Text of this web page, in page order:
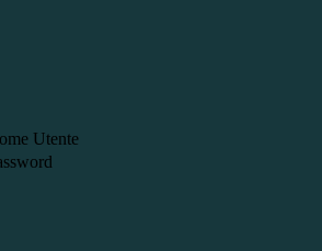
Utente